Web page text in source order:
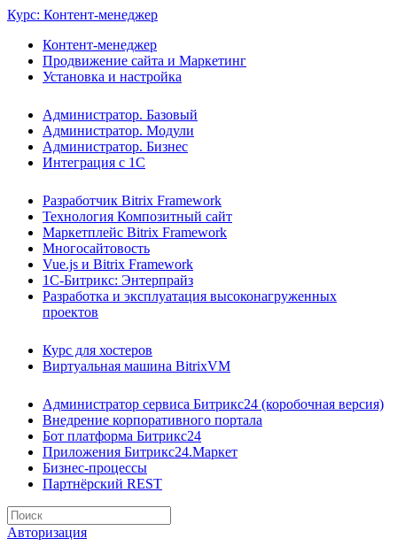
Курс: Контент-менеджер
Контент-менеджер
Продвижение сайта и Маркетинг
Установка и настройка
Администратор. Базовый
Администратор. Модули
Администратор. Бизнес
Интеграция с 1С
Разработчик Bitrix Framework
Технология Композитный сайт
Маркетплейс Bitrix Framework
Многосайтовость
Vue.js и Bitrix Framework
1С-Битрикс: Энтерпрайз
Разработка и эксплуатация высоконагруженных
проектов
Курс для хостеров
Виртуальная машина BitrixVM
Администратор сервиса Битрикс24 (коробочная версия)
Внедрение корпоративного портала
Бот платформа Битрикс24
Приложения Битрикс24.Маркет
Бизнес-процессы
Партнёрский REST
Авторизация